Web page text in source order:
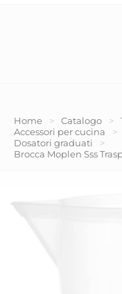
Home > Catalogo >
Accessori per cucina
>
Dosatori graduati
>
Brocca Moplen Sss